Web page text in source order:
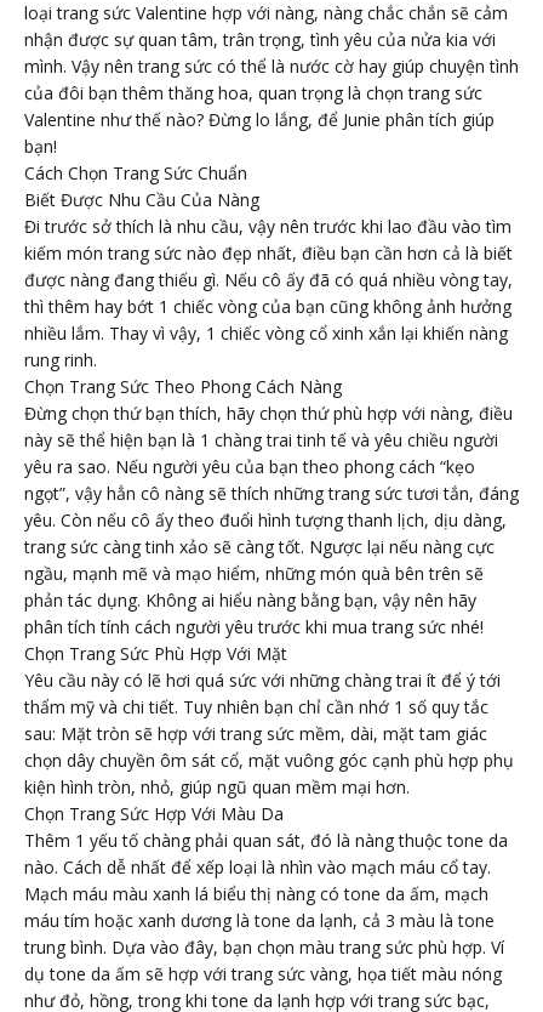
loại trang sức Valentine hợp với nàng, nàng chắc chắn sẽ cảm
nhận được sự quan tâm, trân trọng, tình yêu của nửa kia với
mình. Vậy nên trang sức có thể là nước cờ hay giúp chuyện tình
của đôi bạn thêm thăng hoa, quan trọng là chọn trang sức
Valentine như thế nào? Đừng lo lắng, để Junie phân tích giúp
bạn!
Cách Chọn Trang Sức Chuẩn
Biết Được Nhu Cầu Của Nàng
Đi trước sở thích là nhu cầu, vậy nên trước khi lao đầu vào tìm
kiếm món trang sức nào đẹp nhất, điều bạn cần hơn cả là biết
được nàng đang thiếu gì. Nếu cô ấy đã có quá nhiều vòng tay,
thì thêm hay bớt 1 chiếc vòng của bạn cũng không ảnh hưởng
nhiều lắm. Thay vì vậy, 1 chiếc vòng cổ xinh xắn lại khiến nàng
rung rinh.
Chọn Trang Sức Theo Phong Cách Nàng
Đừng chọn thứ bạn thích, hãy chọn thứ phù hợp với nàng, điều
này sẽ thể hiện bạn là 1 chàng trai tinh tế và yêu chiều người
yêu ra sao. Nếu người yêu của bạn theo phong cách “kẹo
ngọt”, vậy hẳn cô nàng sẽ thích những trang sức tươi tắn, đáng
yêu. Còn nếu cô ấy theo đuổi hình tượng thanh lịch, dịu dàng,
trang sức càng tinh xảo sẽ càng tốt. Ngược lại nếu nàng cực
ngầu, mạnh mẽ và mạo hiểm, những món quà bên trên sẽ
phản tác dụng. Không ai hiểu nàng bằng bạn, vậy nên hãy
phân tích tính cách người yêu trước khi mua trang sức nhé!
Chọn Trang Sức Phù Hợp Với Mặt
Yêu cầu này có lẽ hơi quá sức với những chàng trai ít để ý tới
thẩm mỹ và chi tiết. Tuy nhiên bạn chỉ cần nhớ 1 số quy tắc
sau: Mặt tròn sẽ hợp với trang sức mềm, dài, mặt tam giác
chọn dây chuyền ôm sát cổ, mặt vuông góc cạnh phù hợp phụ
kiện hình tròn, nhỏ, giúp ngũ quan mềm mại hơn.
Chọn Trang Sức Hợp Với Màu Da
Thêm 1 yếu tố chàng phải quan sát, đó là nàng thuộc tone da
nào. Cách dễ nhất để xếp loại là nhìn vào mạch máu cổ tay.
Mạch máu màu xanh lá biểu thị nàng có tone da ấm, mạch
máu tím hoặc xanh dương là tone da lạnh, cả 3 màu là tone
trung bình. Dựa vào đây, bạn chọn màu trang sức phù hợp. Ví
dụ tone da ấm sẽ hợp với trang sức vàng, họa tiết màu nóng
như đỏ, hồng, trong khi tone da lạnh hợp với trang sức bạc,